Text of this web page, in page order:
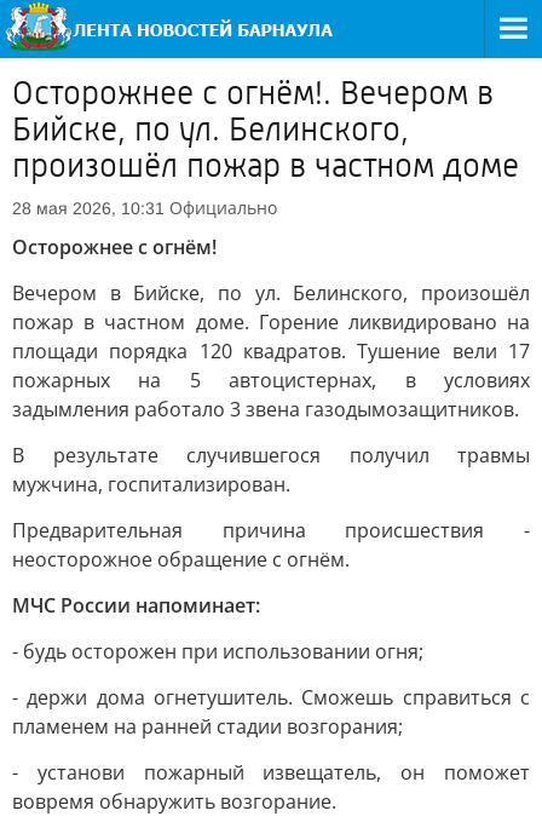
Осторожнее с огнём!. Вечером в
Бийске, по ул. Белинского,
произошёл пожар в частном доме
28 мая 2026, 10:31 Официально
Осторожнее с огнём!
Вечером в Бийске, по ул. Белинского, произошёл
пожар в частном доме. Горение ликвидировано на
площади порядка 120 квадратов. Тушение вели 17
пожарных на 5 автоцистернах, в условиях
задымления работало 3 звена газодымозащитников.
В результате случившегося получил травмы
мужчина, госпитализирован.
Предварительная причина происшествия -
неосторожное обращение с огнём.
МЧС России напоминает:
- будь осторожен при использовании огня;
- держи дома огнетушитель. Сможешь справиться с
пламенем на ранней стадии возгорания;
- установи пожарный извещатель, он поможет
вовремя обнаружить возгорание.